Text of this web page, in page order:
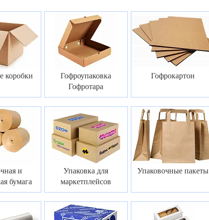
коробки
Гофроупаковка
Гофротара
Гофрокартон
и
бумага
Упаковка для
маркетплейсов
Упаковочные пакеты